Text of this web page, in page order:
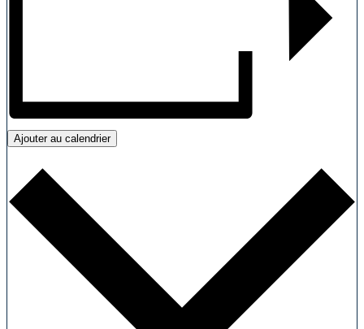
Ajouter au calendrier